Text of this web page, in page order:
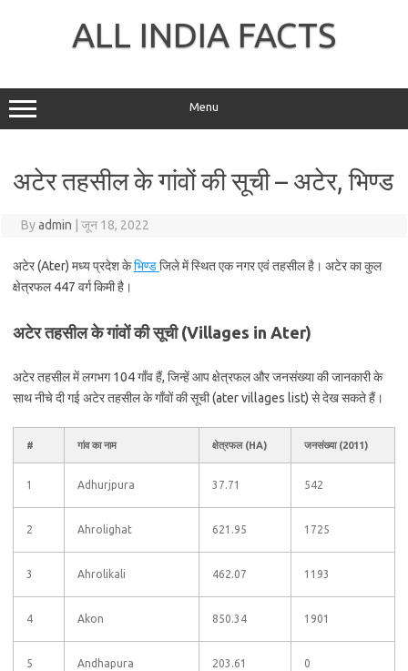
ALL INDIA FACTS
Menu
अटेर तहसील के गांवों की सूची – अटेर, भिण्ड
Byadmin जून 18, 2022
अटेर (Ater) मध्य प्रदेश केभिण्डजिले में स्थित एक नगर एवं तहसील है। अटेर का कुल
क्षेत्रफल 447 वर्ग किमी है।
अटेर तहसील के गांवों की सूची (Villages in Ater)
अटेर तहसील में लगभग 104 गाँव हैं, जिन्हें आप क्षेत्रफल और जनसंख्या की जानकारी के
साथ नीचे दी गई अटेर तहसील के गाँवों की सूची (ater villages list) से देख सकते हैं।
# गांव का नाम क्षेत्रफल (HA) जनसंख्या (2011)
1 Adhurjpura 37.71 542
2 Ahrolighat 621.95 1725
3 Ahrolikali 462.07 1193
4 Akon 850.34 1901
5 Andhapura 203.61 0